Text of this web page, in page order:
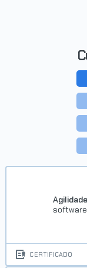
software
CERTIFICADO